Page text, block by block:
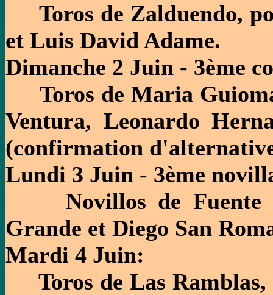
Toros de Zalduendo,
et Luis David Adame.
Dimanche 2 Juin - 3ème
Toros de Maria
Ventura, Leonardo
(confirmation
Lundi 3 Juin - 3ème
Novillos de Fuente
Grande et Diego San
Mardi 4 Juin:
Toros de Las Ramblas,